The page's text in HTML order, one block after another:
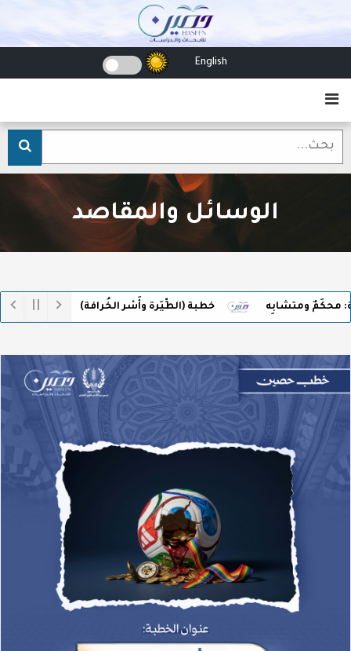
English
الوسائل والمقاصد
ومتشابِه خطبة (الطِّيَرة وأَسْر الخُرافة) وثقل